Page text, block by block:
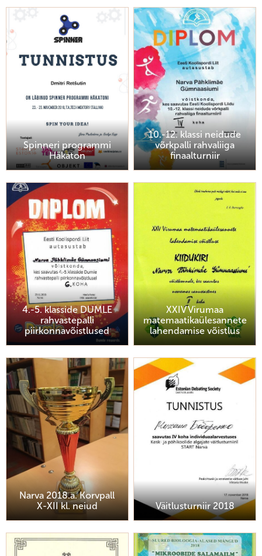
Spinneri programmi
Häkaton
10.-12. klassi neidude
võrkpalli rahvaliiga
finaalturniir
4.-5. klasside DUMLE
rahvastepalli
piirkonnavõistlused
XXIV Virumaa
matemaatikaülesannete
lahendamise võistlus
Narva 2018.a. Korvpall
X-XII kl. neiud
Väitlusturniir 2018